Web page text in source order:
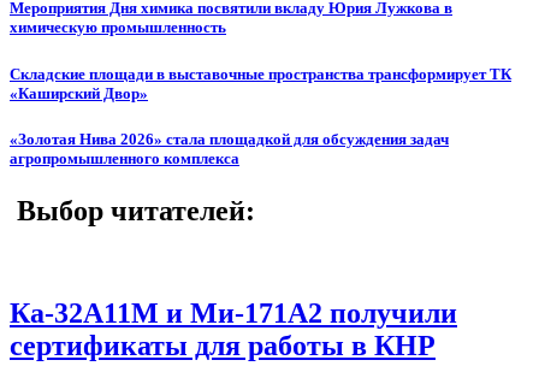
Мероприятия Дня химика посвятили вкладу Юрия Лужкова в
химическую промышленность
Складские площади в выставочные пространства трансформирует ТК
«Каширский Двор»
«Золотая Нива 2026» стала площадкой для обсуждения задач
агропромышленного комплекса
Выбор читателей:
Ка-32А11М и Ми-171А2 получили
сертификаты для работы в КНР